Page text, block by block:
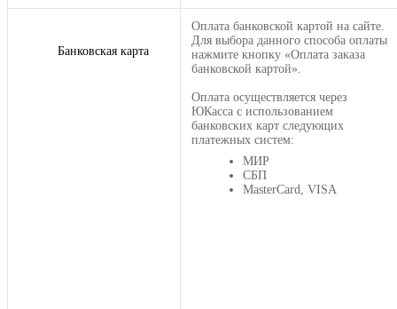
Банковская карта
Оплата банковской картой на сайте.
Для выбора данного способа оплаты
нажмите кнопку «Оплата заказа
банковской картой».
Оплата осуществляется через
ЮКасса с использованием
банковских карт следующих
платежных систем:
МИР
СБП
MasterCard, VISA